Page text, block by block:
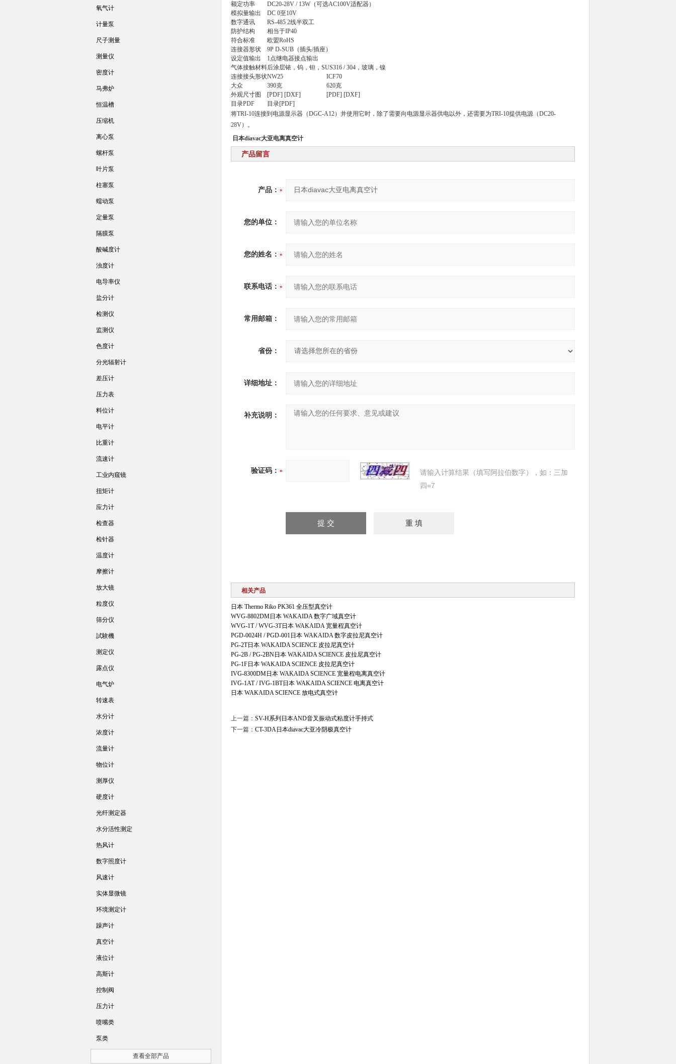
额定功率
DC20-28V / 13W（可选AC100V适配器）
模拟量输出
DC 0至10V
数字通讯
RS-485 2线半双工
防护结构
相当于IP40
符合标准
欧盟RoHS
连接器形状
9P D-SUB（插头/插座）
设定值输出
1点继电器接点输出
气体接触材料后涂层铱，钨，钽，SUS316 / 304，玻璃，镍
连接接头形状NW25
ICF70
大众
390克
620克
外观尺寸图
[PDF] [DXF]
[PDF] [DXF]
目录PDF
目录[PDF]
将TRI-10连接到电源显示器（DGC-A12）并使用它时，除了需要向电源显示器供电以外，还需要为TRI-10提供电源（DC20-
28V）。
日本diavac大亚电离真空计
产品留言
产品：
您的单位：
您的姓名：
联系电话：
常用邮箱：
省份：
详细地址：
补充说明：
验证码：
请输入计算结果（填写阿拉伯数字），如：三加
四=7
相关产品
日本 Thermo Riko PK361 全压型真空计
WVG-8802DM日本 WAKAIDA 数字广域真空计
WVG-1T / WVG-3T日本 WAKAIDA 宽量程真空计
PGD-0024H / PGD-001日本 WAKAIDA 数字皮拉尼真空计
PG-2T日本 WAKAIDA SCIENCE 皮拉尼真空计
PG-2B / PG-2BN日本 WAKAIDA SCIENCE 皮拉尼真空计
PG-1F日本 WAKAIDA SCIENCE 皮拉尼真空计
IVG-8300DM日本 WAKAIDA SCIENCE 宽量程电离真空计
IVG-1AT / IVG-1BT日本 WAKAIDA SCIENCE 电离真空计
日本 WAKAIDA SCIENCE 放电式真空计
上一篇： SV-H系列日本AND音叉振动式粘度计手持式
下一篇： CT-3DA日本diavac大亚冷阴极真空计
氧气计
计量泵
尺子测量
测量仪
密度计
马弗炉
恒温槽
压缩机
离心泵
螺杆泵
叶片泵
柱塞泵
蠕动泵
定量泵
隔膜泵
酸碱度计
浊度计
电导率仪
盐分计
检测仪
监测仪
色度计
分光辐射计
差压计
压力表
料位计
电平计
比重计
流速计
工业内窥镜
扭矩计
应力计
检查器
检针器
温度计
摩擦计
放大镜
粒度仪
筛分仪
試験機
测定仪
露点仪
电气炉
转速表
水分计
浓度计
流量计
物位计
测厚仪
硬度计
光纤测定器
水分活性测定
热风计
数字照度计
风速计
实体显微镜
环境测定计
躁声计
真空计
液位计
高斯计
控制阀
压力计
喷嘴类
泵类
查看全部产品